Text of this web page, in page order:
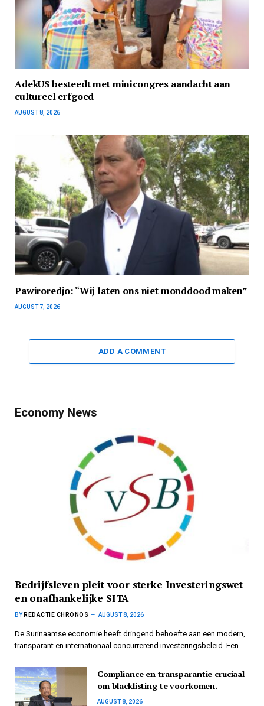
AdekUS besteedt met minicongres aandacht aan
cultureel erfgoed
AUGUST 8, 2026
Pawiroredjo: “Wij laten ons niet monddood maken”
AUGUST 7, 2026
ADD A COMMENT
Economy News
Bedrijfsleven pleit voor sterke Investeringswet
en onafhankelijke SITA
BY REDACTIE CHRONOS AUGUST 8, 2026
De Surinaamse economie heeft dringend behoefte aan een modern,
transparant en internationaal concurrerend investeringsbeleid. Een…
Compliance en transparantie cruciaal
om blacklisting te voorkomen.
AUGUST 8, 2026